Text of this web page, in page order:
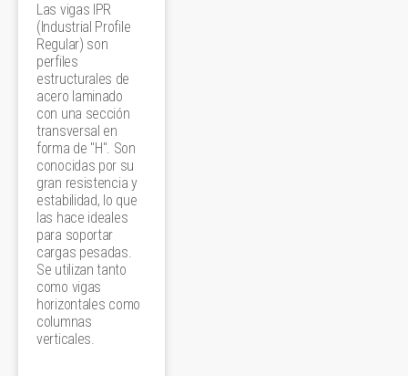
Las vigas IPR
(Industrial Profile
Regular) son
perfiles
estructurales de
acero laminado
con una sección
transversal en
forma de "H". Son
conocidas por su
gran resistencia y
estabilidad, lo que
las hace ideales
para soportar
cargas pesadas.
Se utilizan tanto
como vigas
horizontales como
columnas
verticales.